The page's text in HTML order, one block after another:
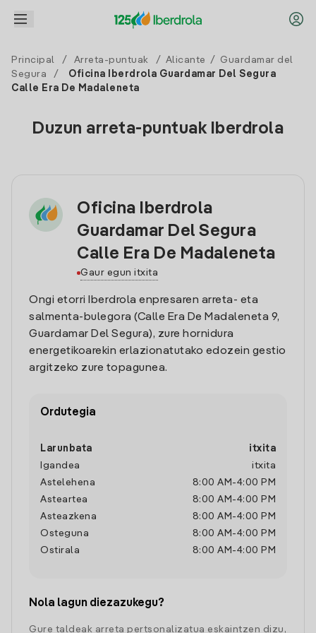
Principal / Arreta-puntuak / Alicante /
Guardamar del
Segura
/
Oficina Iberdrola Guardamar Del Segura
Calle Era De Madaleneta
Duzun arreta-puntuak Iberdrola
Oficina Iberdrola
Guardamar Del Segura
Calle Era De Madaleneta
Gaur egun itxita
Ongi etorri Iberdrola enpresaren arreta- eta
salmenta-bulegora (Calle Era De Madaleneta 9,
Guardamar Del Segura), zure hornidura
energetikoarekin erlazionatutako edozein gestio
argitzeko zure topagunea.
Ordutegia
Larunbata
itxita
Igandea
itxita
Astelehena
8:00 AM -4:00 PM
Asteartea
8:00 AM -4:00 PM
Asteazkena
8:00 AM -4:00 PM
Osteguna
8:00 AM -4:00 PM
Ostirala
8:00 AM -4:00 PM
Nola lagun diezazukegu?
Gure taldeak arreta pertsonalizatua eskaintzen dizu,